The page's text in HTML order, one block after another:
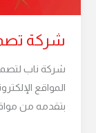
شركة
شركة ناب
المواقع
بتقدمه من